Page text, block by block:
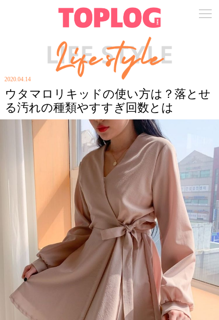
2020.04.14
ウタマロリキッドの使い方は？落とせ
る汚れの種類やすすぎ回数とは